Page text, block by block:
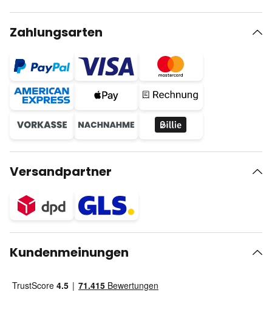
Zahlungsarten
Versandpartner
Kundenmeinungen